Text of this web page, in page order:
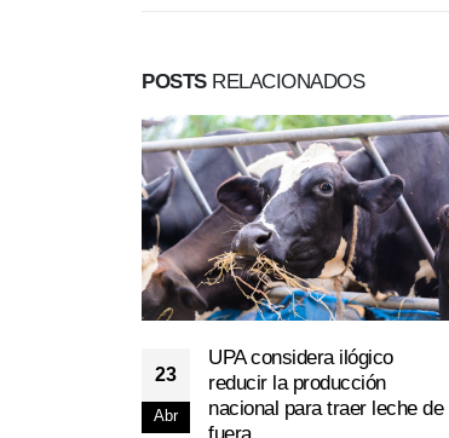
POSTSRELACIONADOS
23
Abr
UPA considera ilógico
reducir la producción
nacional para traer leche de